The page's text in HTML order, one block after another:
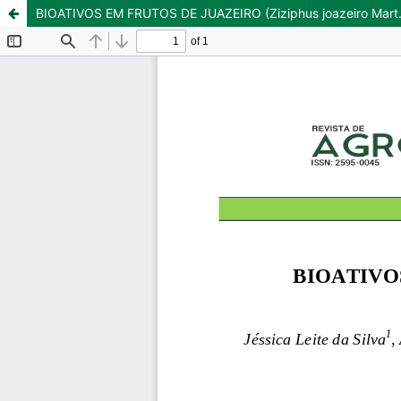
BIOATIVOS EM FRUTOS DE JUAZEIRO (Ziziphus joazeiro